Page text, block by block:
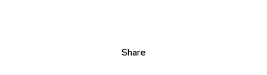
Share